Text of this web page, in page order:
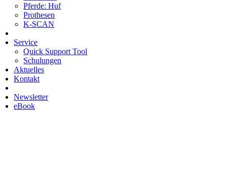
Pferde: Huf
Prothesen
K-SCAN
Service
Quick Support Tool
Schulungen
Aktuelles
Kontakt
Newsletter
eBook